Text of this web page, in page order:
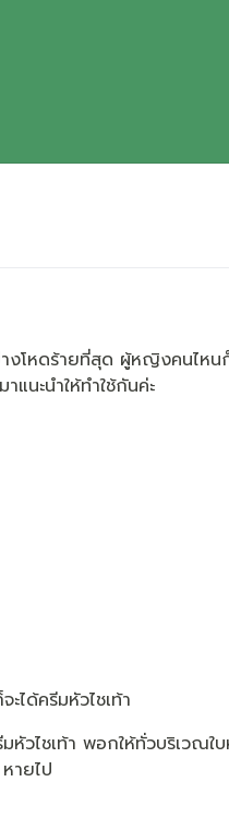
างโหดร้ายที่สุด ผู้หญิงคนไ
แนะนำให้ทำใช้กันค่ะ
ได้ครีมหัวไชเท้า
หัวไชเท้า พอกให้ทั่วบริเวณ
ายไป